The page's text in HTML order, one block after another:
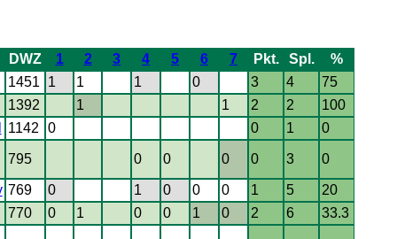
DWZ 1 2 3 4 5 6 7 Pkt. Spl.
%
1451 1 1 1 0 3 4
75
1392 1 1 2 2
100
1142 0 0 1 0
795 0 0 0 0 3 0
769 0 1 0 0 0 1 5
20
770 0 1 0 0 1 0 2 6
33.3